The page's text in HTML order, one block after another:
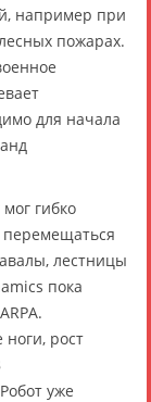
например при
пожарах.
для начала
гибко
перемещаться
лестницы
пока
рост
уже